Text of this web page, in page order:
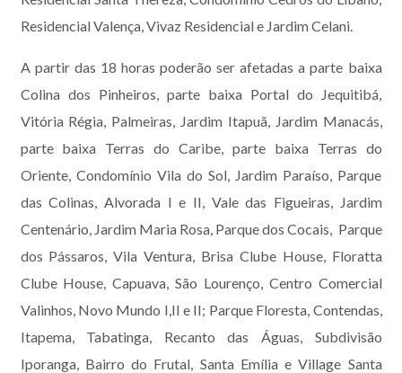
Residencial Valença, Vivaz Residencial e Jardim Celani.
A partir das 18 horas poderão ser afetadas a parte baixa
Colina dos Pinheiros, parte baixa Portal do Jequitibá,
Vitória Régia, Palmeiras, Jardim Itapuã, Jardim Manacás,
parte baixa Terras do Caribe, parte baixa Terras do
Oriente, Condomínio Vila do Sol, Jardim Paraíso, Parque
das Colinas, Alvorada I e II, Vale das Figueiras, Jardim
Centenário, Jardim Maria Rosa, Parque dos Cocais, Parque
dos Pássaros, Vila Ventura, Brisa Clube House, Floratta
Clube House, Capuava, São Lourenço, Centro Comercial
Valinhos, Novo Mundo I,II e II; Parque Floresta, Contendas,
Itapema, Tabatinga, Recanto das Águas, Subdivisão
Iporanga, Bairro do Frutal, Santa Emília e Village Santa